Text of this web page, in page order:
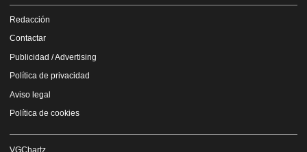
Redacción
Contactar
Publicidad / Advertising
Política de privacidad
Aviso legal
Política de cookies
VGChartz